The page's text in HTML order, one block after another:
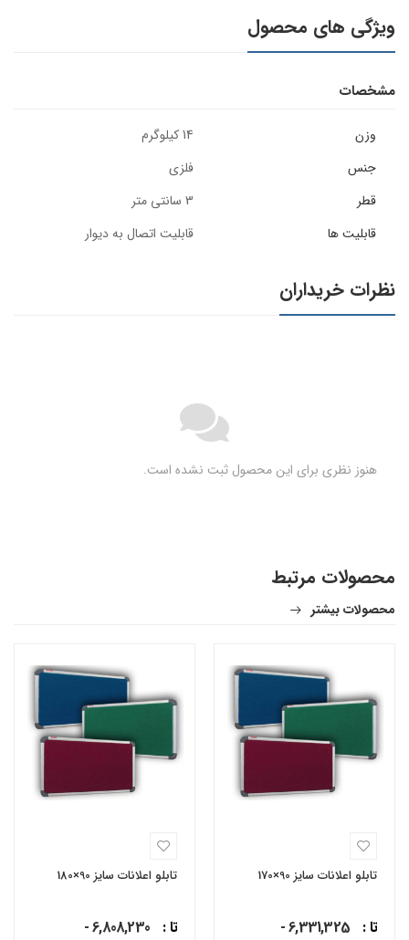
ویژگی های محصول
مشخصات
وزن
14 کیلوگرم
جنس
فلزی
قطر
3 سانتی متر
قابلیت ها
قابلیت اتصال به دیوار
نظرات خریداران
هنوز نظری برای این محصول ثبت نشده است.
محصولات مرتبط
محصولات بیشتر
تابلو اعلانات سایز 90×170
تا :
6,331,325 -
تابلو اعلانات سایز 90×180
تا :
6,808,230 -